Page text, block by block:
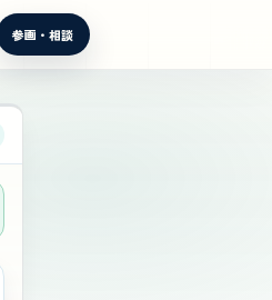
参画・相談